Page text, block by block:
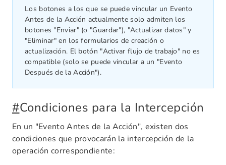
Los botones a los que se puede vincular un Evento
Antes de la Acción actualmente solo admiten los
botones "Enviar" (o "Guardar"), "Actualizar datos" y
"Eliminar" en los formularios de creación o
actualización. El botón "Activar flujo de trabajo" no es
compatible (solo se puede vincular a un "Evento
Después de la Acción").
#Condiciones para la Intercepción
En un "Evento Antes de la Acción", existen dos
condiciones que provocarán la intercepción de la
operación correspondiente: